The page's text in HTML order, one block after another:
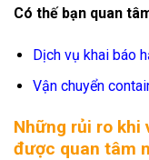
Có thế bạn quan
Dịch vụ khai báo
Vận chuyển
Những rủi ro khi
được quan tâm